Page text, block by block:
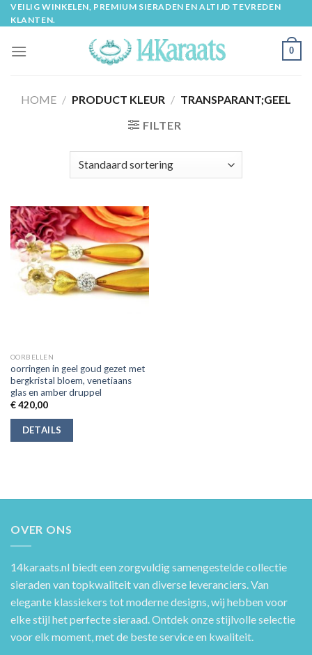
Skip
to
VEILIG WINKELEN, PREMIUM SIERADEN EN ALTIJD TEVREDEN
KLANTEN.
0
HOME / PRODUCT KLEUR / TRANSPARANT;GEEL
FILTER
OORBELLEN
oorringen in geel goud gezet met
bergkristal bloem, venetiaans
glas en amber druppel
€420,00
DETAILS
OVER ONS
14karaats.nl biedt een zorgvuldig samengestelde collectie
sieraden van topkwaliteit van diverse leveranciers. Van
elegante klassiekers tot moderne designs, wij hebben voor
elke stijl het perfecte sieraad. Ontdek onze stijlvolle selectie
voor elk moment, met de beste service en kwaliteit.